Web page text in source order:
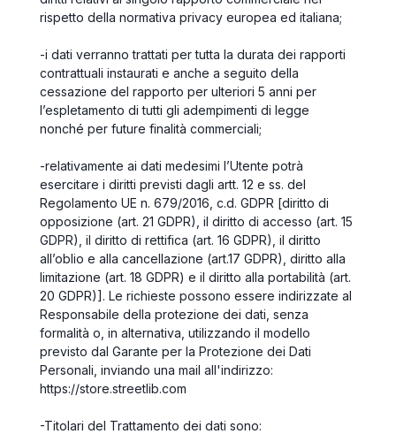
rispetto della normativa privacy europea ed italiana;
-i dati verranno trattati per tutta la durata dei rapporti
contrattuali instaurati e anche a seguito della
cessazione del rapporto per ulteriori 5 anni per
l’espletamento di tutti gli adempimenti di legge
nonché per future finalità commerciali;
-relativamente ai dati medesimi l’Utente potrà
esercitare i diritti previsti dagli artt. 12 e ss. del
Regolamento UE n. 679/2016, c.d. GDPR [diritto di
opposizione (art. 21 GDPR), il diritto di accesso (art. 15
GDPR), il diritto di rettifica (art. 16 GDPR), il diritto
all’oblio e alla cancellazione (art.17 GDPR), diritto alla
limitazione (art. 18 GDPR) e il diritto alla portabilità (art.
20 GDPR)]. Le richieste possono essere indirizzate al
Responsabile della protezione dei dati, senza
formalità o, in alternativa, utilizzando il modello
previsto dal Garante per la Protezione dei Dati
Personali, inviando una mail all'indirizzo:
https://store.streetlib.com
-Titolari del Trattamento dei dati sono: